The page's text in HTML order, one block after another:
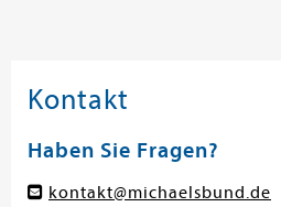
Kontakt
Haben Sie Fragen?
kontakt@michaelsbund.de